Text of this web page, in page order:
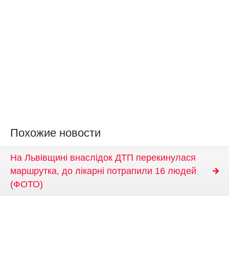
Похожие новости
На Львівщині внаслідок ДТП перекинулася
маршрутка, до лікарні потрапили 16 людей
(ФОТО)